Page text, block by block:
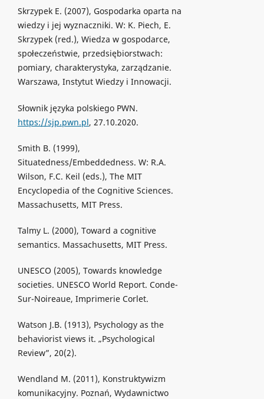
Skrzypek E. (2007), Gospodarka oparta na
wiedzy i jej wyznaczniki. W: K. Piech, E.
Skrzypek (red.), Wiedza w gospodarce,
społeczeństwie, przedsiębiorstwach:
pomiary, charakterystyka, zarządzanie.
Warszawa, Instytut Wiedzy i Innowacji.
Słownik języka polskiego PWN.
https://sjp.pwn.pl, 27.10.2020.
Smith B. (1999),
Situatedness/Embeddedness. W: R.A.
Wilson, F.C. Keil (eds.), The MIT
Encyclopedia of the Cognitive Sciences.
Massachusetts, MIT Press.
Talmy L. (2000), Toward a cognitive
semantics. Massachusetts, MIT Press.
UNESCO (2005), Towards knowledge
societies. UNESCO World Report. Conde-
Sur-Noireaue, Imprimerie Corlet.
Watson J.B. (1913), Psychology as the
behaviorist views it. „Psychological
Review”, 20(2).
Wendland M. (2011), Konstruktywizm
komunikacyjny. Poznań, Wydawnictwo